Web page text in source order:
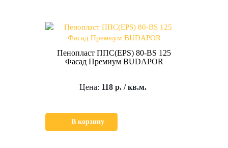
Пенопласт ППС(EPS) 80-BS 125
Фасад Премиум BUDAPOR
Цена: 118 р. / кв.м.
В корзину